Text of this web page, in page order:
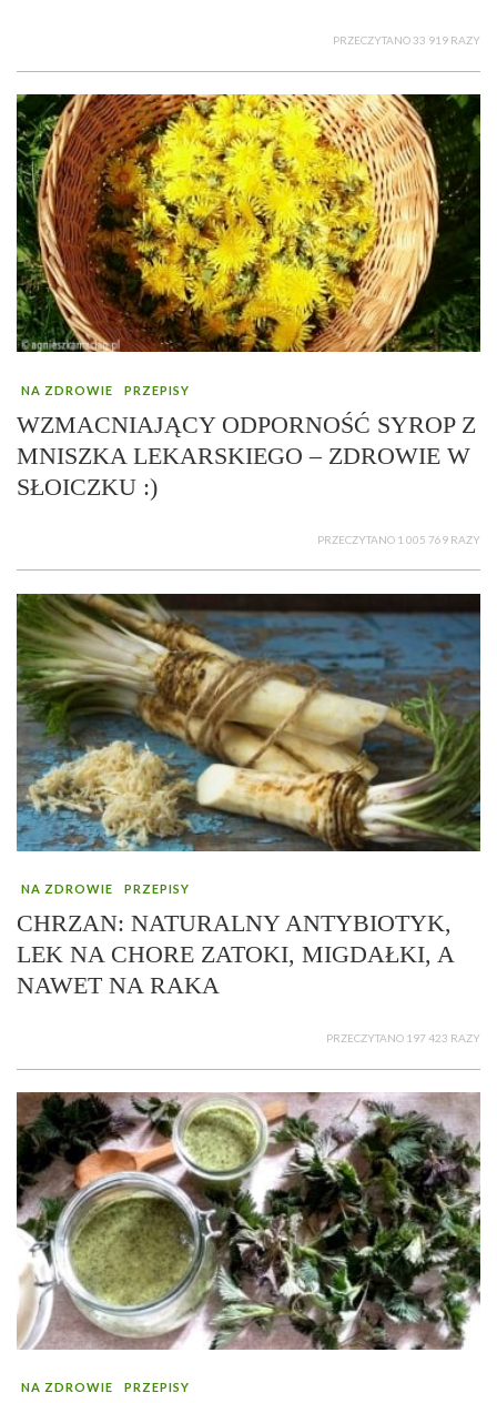
PRZECZYTANO 33 919 RAZY
NA ZDROWIE PRZEPISY
WZMACNIAJĄCY ODPORNOŚĆ SYROP Z
MNISZKA LEKARSKIEGO – ZDROWIE W
SŁOICZKU :)
PRZECZYTANO 1 005 769 RAZY
NA ZDROWIE PRZEPISY
CHRZAN: NATURALNY ANTYBIOTYK,
LEK NA CHORE ZATOKI, MIGDAŁKI, A
NAWET NA RAKA
PRZECZYTANO 197 423 RAZY
NA ZDROWIE PRZEPISY